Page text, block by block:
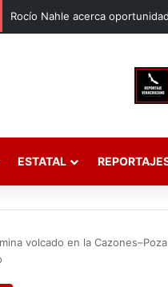
ESTATAL
volcado en la